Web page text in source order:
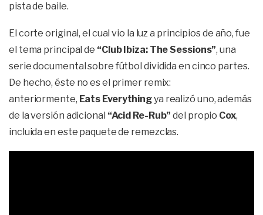
pista de baile.
El corte original, el cual vio la luz a principios de año, fue
el tema principal de “Club Ibiza: The Sessions”, una
serie documental sobre fútbol dividida en cinco partes.
De hecho, éste no es el primer remix:
anteriormente, Eats Everythingya realizó uno, además
de la versión adicional “Acid Re-Rub” del propio Cox,
incluida en este paquete de remezclas.